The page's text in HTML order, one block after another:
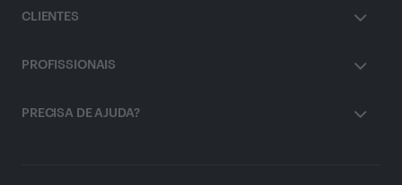
CLIENTES
PROFISSIONAIS
PRECISA DE AJUDA?